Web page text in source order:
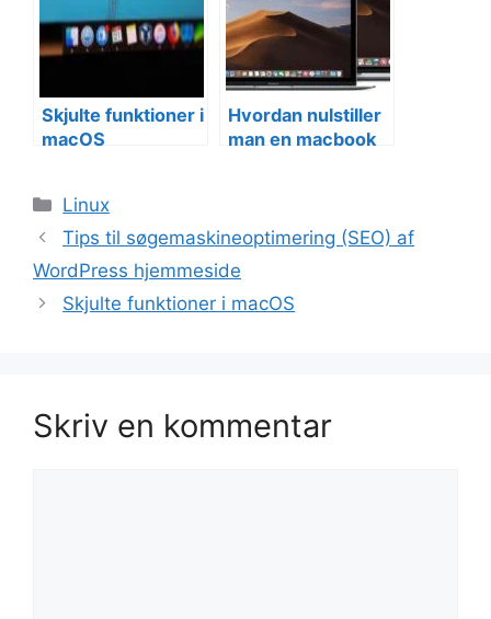
Skjulte funktioner i
macOS
Hvordan nulstiller
man en macbook
Kategorier
Linux
Tips til søgemaskineoptimering (SEO) af
WordPress hjemmeside
Skjulte funktioner i macOS
Skriv en kommentar